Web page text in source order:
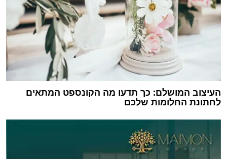
העיצוב המושלם: כך תדעו מה הקונספט המתאים
לחתונת החלומות שלכם